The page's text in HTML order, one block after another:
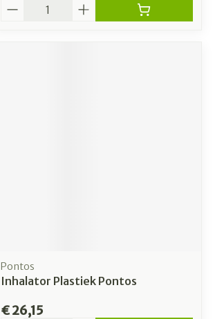
Pontos
Inhalator Plastiek Pontos
€ 26,15